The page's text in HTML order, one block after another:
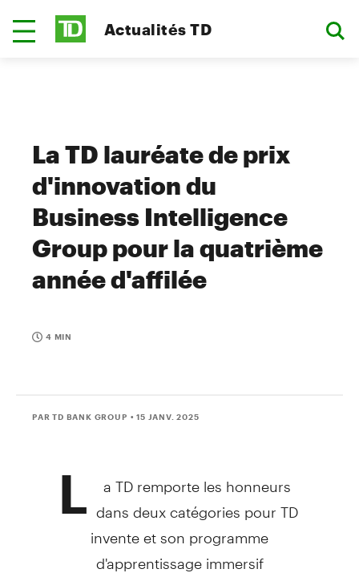
Actualités TD
La TD lauréate de prix
d'innovation du
Business Intelligence
Group pour la quatrième
année d'affilée
4 MIN
PAR TD BANK GROUP • 15 JANV. 2025
L a TD remporte les honneurs
dans deux catégories pour TD
invente et son programme
d'apprentissage immersif